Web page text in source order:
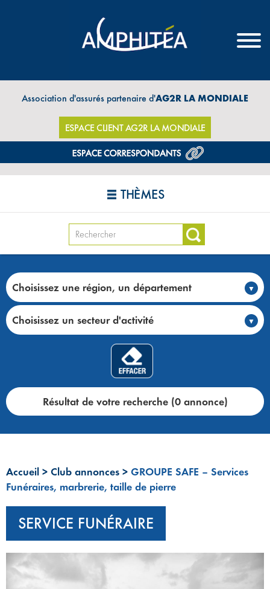
Association d'assurés partenaire d'AG2R LA MONDIALE
ESPACE CLIENT AG2R LA MONDIALE
THÈMES
Choisissez une région, un département
Choisissez un secteur d'activité
Résultat de votre recherche (0 annonce)
Accueil > Club annonces > GROUPE SAFE – Services
Funéraires, marbrerie, taille de pierre
SERVICE FUNÉRAIRE